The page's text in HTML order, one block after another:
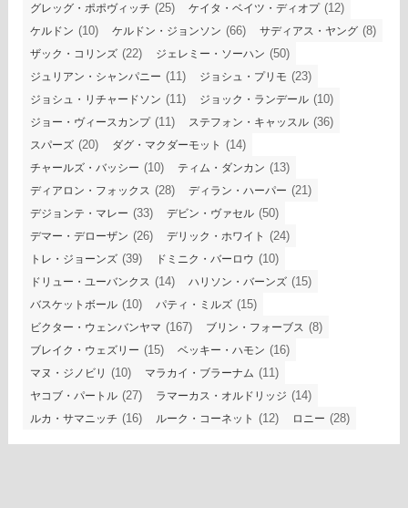
グレッグ・ポポヴィッチ (25) ケイタ・ベイツ・ディオプ(12)
ケルドン (10) ケルドン・ジョンソン (66) サディアス・ヤング (8)
ザック・コリンズ (22) ジェレミー・ソーハン (50)
ジュリアン・シャンパニー (11) ジョシュ・プリモ (23)
ジョシュ・リチャードソン (11) ジョック・ランデール (10)
ジョー・ヴィースカンプ(11) ステフォン・キャッスル (36)
スパーズ (20) ダグ・マクダーモット (14)
チャールズ・バッシー (10) ティム・ダンカン (13)
ディアロン・フォックス (28) ディラン・ハーパー (21)
デジョンテ・マレー (33) デビン・ヴァセル (50)
デマー・デローザン (26) デリック・ホワイト (24)
トレ・ジョーンズ (39) ドミニク・バーロウ (10)
ドリュー・ユーバンクス (14) ハリソン・バーンズ (15)
バスケットボール (10) パティ・ミルズ (15)
ビクター・ウェンバンヤマ (167) ブリン・フォーブス (8)
ブレイク・ウェズリー (15) ベッキー・ハモン (16)
マヌ・ジノビリ (10) マラカイ・ブラーナム (11)
ヤコブ・パートル (27) ラマーカス・オルドリッジ (14)
ルカ・サマニッチ (16) ルーク・コーネット (12) ロニー (28)